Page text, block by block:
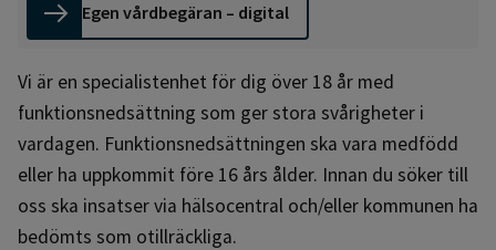
Egen vårdbegäran – digital
Vi är en specialistenhet för dig över 18 år med
funktionsnedsättning som ger stora svårigheter i
vardagen. Funktionsnedsättningen ska vara medfödd
eller ha uppkommit före 16 års ålder. Innan du söker till
oss ska insatser via hälsocentral och/eller kommunen ha
bedömts som otillräckliga.